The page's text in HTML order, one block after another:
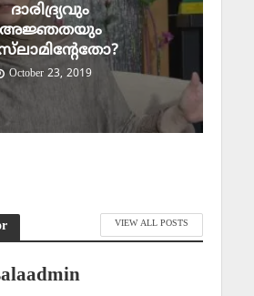
ദാരിദ്ര്യവും
October 23, 2019
VIEW ALL POSTS